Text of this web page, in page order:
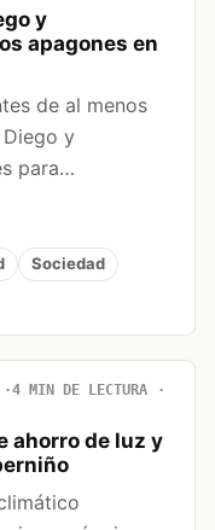
y
apagones en
de al menos
Diego y
para…
Sociedad
4 MIN DE LECTURA
ahorro de luz y